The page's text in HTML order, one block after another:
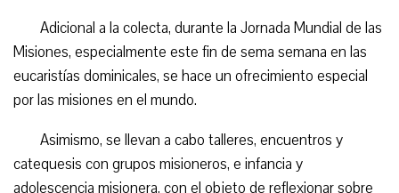
Adicional a la colecta, durante la Jornada Mundial de las
Misiones, especialmente este fin de sema semana en las
eucaristías dominicales, se hace un ofrecimiento especial
por las misiones en el mundo.
Asimismo, se llevan a cabo talleres, encuentros y
catequesis con grupos misioneros, e infancia y
adolescencia misionera, con el objeto de reflexionar sobre